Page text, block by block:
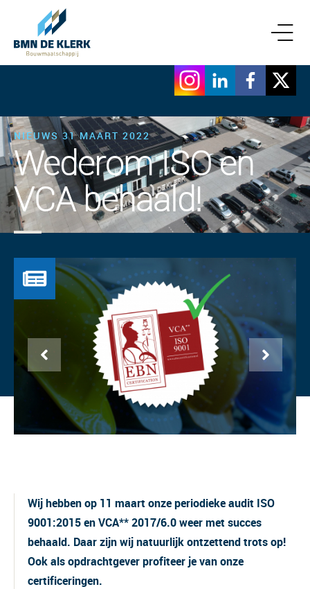
NIEUWS 31 MAART 2022
Wederom ISO en
VCA behaald!
Wij hebben op 11 maart onze periodieke audit ISO
9001:2015 en VCA** 2017/6.0 weer met succes
behaald. Daar zijn wij natuurlijk ontzettend trots op!
Ook als opdrachtgever profiteer je van onze
certificeringen.